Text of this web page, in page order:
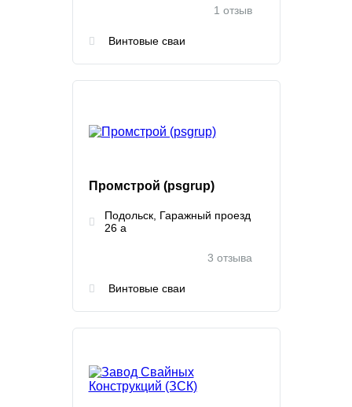
1 отзыв
Винтовые сваи
Промстрой (psgrup)
Подольск, Гаражный проезд
26 а
3 отзыва
Винтовые сваи